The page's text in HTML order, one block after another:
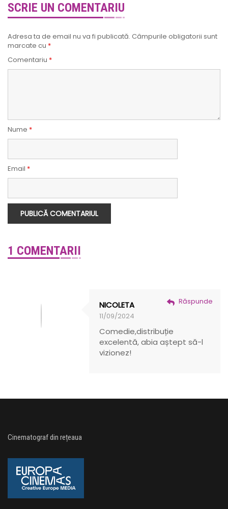
SCRIE UN COMENTARIU
Adresa ta de email nu va fi publicată. Câmpurile obligatorii sunt
marcate cu *
Comentariu *
Nume *
Email *
1 COMENTARII
NICOLETA
11/09/2024
Comedie,distribuție
excelentă, abia aștept să-l
vizionez!
Răspunde
Cinematograf din rețeaua